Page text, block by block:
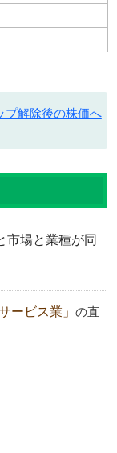
プ解除後の株価へ
市場と業種が同
ービス業」 の直